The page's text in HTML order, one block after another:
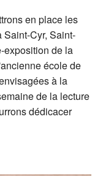
en place les
Cyr, Saint-
exposition de la
école de
à la
de la lecture
dédicacer